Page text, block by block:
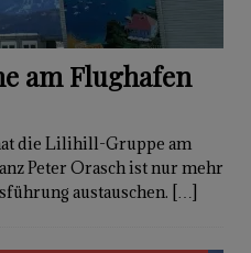
am Flughafen
die Lilihill-Gruppe am
Peter Orasch ist nur mehr
austauschen. […]